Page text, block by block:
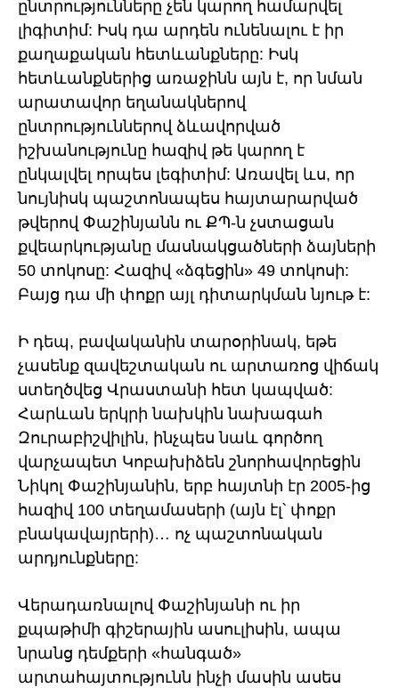
ընտրությունները չեն կարող համարվել
լիգիտիմ: Իսկ դա արդեն ունենալու է իր
քաղաքական հետևանքները: Իսկ
հետևանքներից առաջինն այն է, որ նման
արատավոր եղանակներով
ընտրություններով ձևավորված
իշխանությունը հազիվ թե կարող է
ընկալվել որպես լեգիտիմ: Առավել ևս, որ
նույնիսկ պաշտոնապես հայտարարված
թվերով Փաշինյանն ու ՔՊ-ն չստացան
քվեարկությանը մասնակցածների ձայների
50 տոկոսը: Հազիվ «ձգեցին» 49 տոկոսի:
Բայց դա մի փոքր այլ դիտարկման նյութ է:
Ի դեպ, բավականին տարօրինակ, եթե
չասենք զավեշտական ու արտառոց վիճակ
ստեղծվեց Վրաստանի հետ կապված:
Հարևան երկրի նախկին նախագահ
Զուրաբիշվիլին, ինչպես նաև գործող
վարչապետ Կոբախիձեն շնորհավորեցին
Նիկոլ Փաշինյանին, երբ հայտնի էր 2005-ից
հազիվ 100 տեղամասերի (այն էլ՝ փոքր
բնակավայրերի)… ոչ պաշտոնական
արդյունքները:
Վերադառնալով Փաշինյանի ու իր
քպաթիմի գիշերային ասուլիսին, ապա
նրանց դեմքերի «հանգած»
արտահայտությունն ինչի մասին ասես